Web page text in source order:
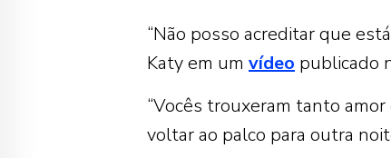
“Não posso acreditar que
Katy em um vídeo publicado
“Vocês trouxeram tanto
voltar ao palco para outra